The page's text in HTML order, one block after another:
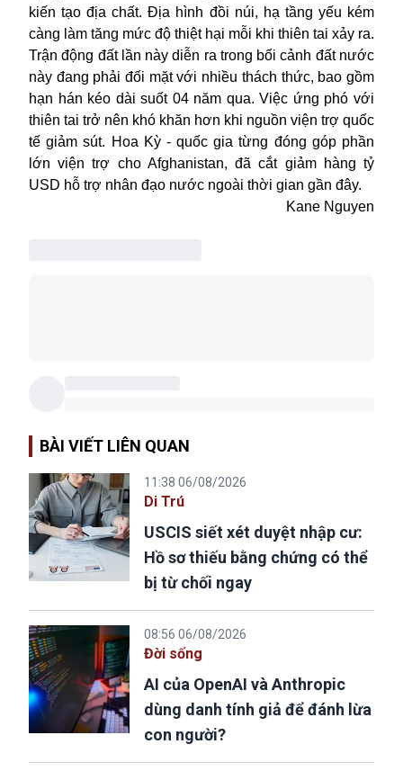
kiến tạo địa chất. Địa hình đồi núi, hạ tầng yếu kém
càng làm tăng mức độ thiệt hại mỗi khi thiên tai xảy ra.
Trận động đất lần này diễn ra trong bối cảnh đất nước
này đang phải đối mặt với nhiều thách thức, bao gồm
hạn hán kéo dài suốt 04 năm qua. Việc ứng phó với
thiên tai trở nên khó khăn hơn khi nguồn viện trợ quốc
tế giảm sút. Hoa Kỳ - quốc gia từng đóng góp phần
lớn viện trợ cho Afghanistan, đã cắt giảm hàng tỷ
USD hỗ trợ nhân đạo nước ngoài thời gian gần đây.
Kane Nguyen
BÀI VIẾT LIÊN QUAN
11:38 06/08/2026
Di Trú
USCIS siết xét duyệt nhập cư:
Hồ sơ thiếu bằng chứng có thể
bị từ chối ngay
08:56 06/08/2026
Đời sống
AI của OpenAI và Anthropic
dùng danh tính giả để đánh lừa
con người?